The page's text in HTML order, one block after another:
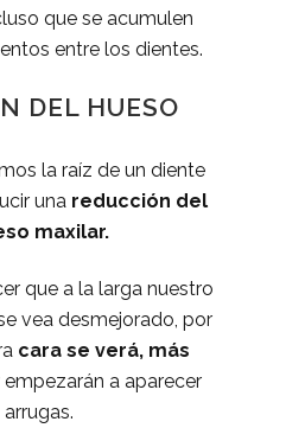
que se acumulen
entre los dientes.
DEL HUESO
la raíz de un diente
una reducción del
maxilar.
que a la larga nuestro
vea desmejorado, por
cara se verá, más
empezarán a aparecer
arrugas.